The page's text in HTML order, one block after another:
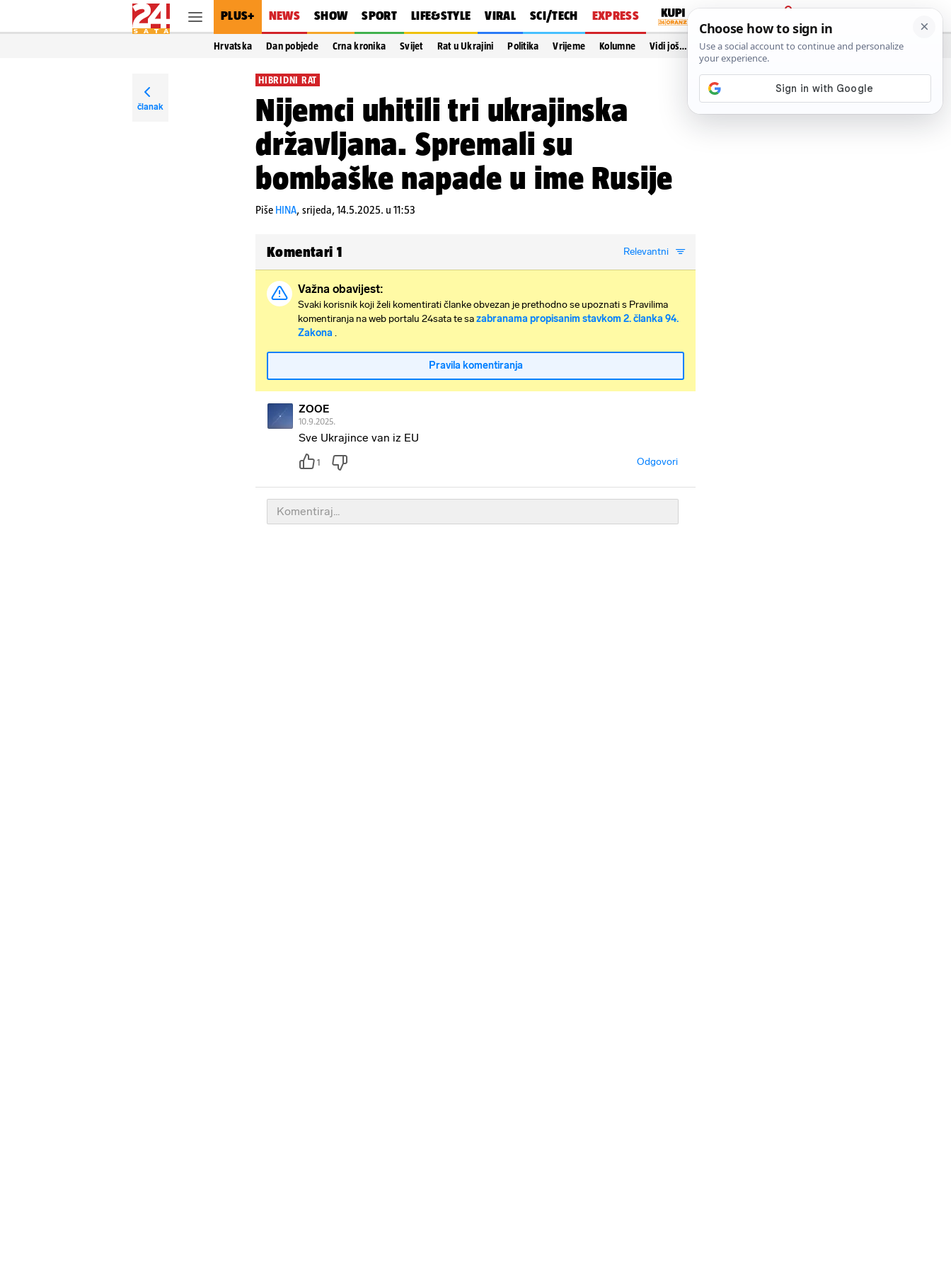
PLUS+ NEWS SHOW SPORT LIFE&STYLE VIRAL SCI/TECH EXPRESS
PRIJAVA
Hrvatska Dan pobjede Crna kronika Svijet Rat u Ukrajini Politika Vrijeme Kolumne Vidi još…
članak
HIBRIDNI RAT
Nijemci uhitili tri ukrajinska
državljana. Spremali su
bombaške napade u ime Rusije
Piše HINA, srijeda, 14.5.2025. u 11:53
Komentari 1 Relevantni
Važna obavijest:
Svaki korisnik koji želi komentirati članke obvezan je prethodno se upoznati s Pravilima
komentiranja na web portalu 24sata te sazabranama propisanim stavkom 2. članka 94.
Zakona .
Pravila komentiranja
ZOOE
10.9.2025.
Sve Ukrajince van iz EU
1 Odgovori